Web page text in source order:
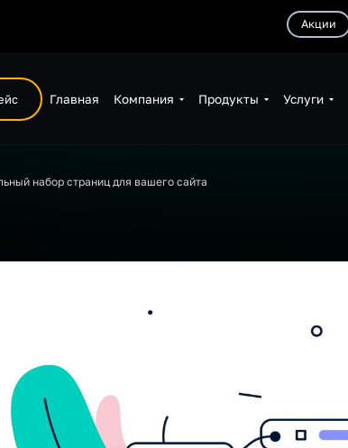
Акции
Главная Компания Продукты Услуги
набор страниц для вашего сайта